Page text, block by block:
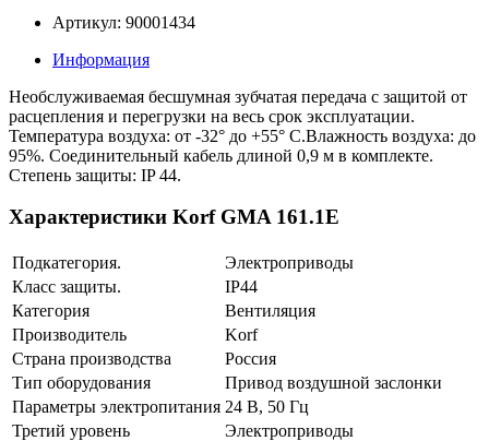
Артикул: 90001434
Информация
Необслуживаемая бесшумная зубчатая передача с защитой от
расцепления и перегрузки на весь срок эксплуатации.
Температура воздуха: от -32° до +55° С.Влажность воздуха: до
95%. Соединительный кабель длиной 0,9 м в комплекте.
Степень защиты: IP 44.
Характеристики Korf GMA 161.1E
Подкатегория.
Электроприводы
Класс защиты.
IP44
Категория
Вентиляция
Производитель
Korf
Страна производства
Россия
Тип оборудования
Привод воздушной заслонки
Параметры электропитания 24 В, 50 Гц
Третий уровень
Электроприводы